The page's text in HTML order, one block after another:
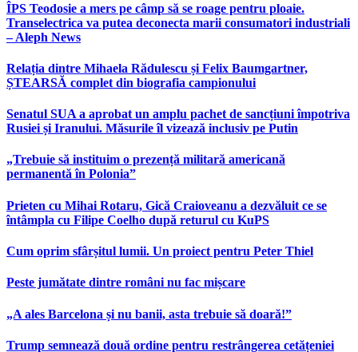
ÎPS Teodosie a mers pe câmp să se roage pentru ploaie.
Transelectrica va putea deconecta marii consumatori industriali
– Aleph News
Relația dintre Mihaela Rădulescu și Felix Baumgartner,
ȘTEARSĂ complet din biografia campionului
Senatul SUA a aprobat un amplu pachet de sancțiuni împotriva
Rusiei și Iranului. Măsurile îl vizează inclusiv pe Putin
„Trebuie să instituim o prezență militară americană
permanentă în Polonia”
Prieten cu Mihai Rotaru, Gică Craioveanu a dezvăluit ce se
întâmpla cu Filipe Coelho după returul cu KuPS
Cum oprim sfârșitul lumii. Un proiect pentru Peter Thiel
Peste jumătate dintre români nu fac mișcare
„A ales Barcelona și nu banii, asta trebuie să doară!”
Trump semnează două ordine pentru restrângerea cetățeniei